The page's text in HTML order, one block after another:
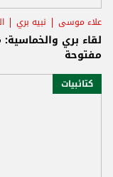
علاء موسى نبيه بري
لقاء بري
مفتوحة
كتائبيات